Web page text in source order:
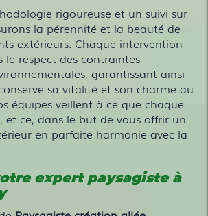
rigoureuse et un suivi sur
la pérennité et la beauté de
extérieurs. Chaque intervention
le respect des contraintes
garantissant ainsi
sa vitalité et son charme au
équipes veillent à ce que chaque
et ce, dans le but de vous offrir un
en parfaite harmonie avec la
expert paysagiste à